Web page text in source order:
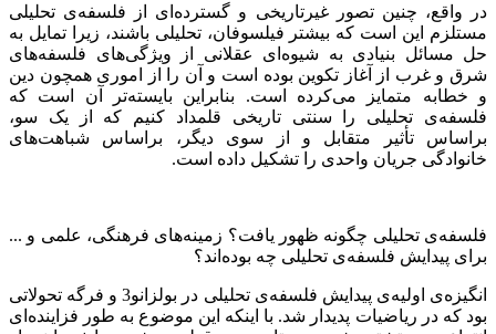
در واقع، چنین تصور غیرتاریخی و گسترده‌ای از فلسفه‌ی تحلیلی
مستلزم این است که بیشتر فیلسوفان، تحلیلی باشند، زیرا تمایل به
حل مسائل بنیادی به شیوه‌ای عقلانی از ویژگی‌های فلسفه‌های
شرق و غرب از آغاز تکوین بوده است و آن را از اموری همچون دین
و خطابه متمایز می‌کرده است. بنابراین بایسته‌تر آن است که
فلسفه‌ی تحلیلی را سنتی تاریخی قلمداد کنیم که از یک سو،
براساس تأثیر متقابل و از سوی دیگر، براساس شباهت‌های
خانوادگی جریان واحدی را تشکیل داده است.
فلسفه‌ی تحلیلی چگونه ظهور یافت؟ زمینه‌های فرهنگی، علمی و ...
برای پیدایش فلسفه‌ی تحلیلی چه بوده‌اند؟
انگیزه‌ی اولیه‌ی پیدایش فلسفه‌ی تحلیلی در بولزانو3 و فرگه تحولاتی
بود که در ریاضیات پدیدار شد. با اینکه این موضوع به طور فزاینده‌ای